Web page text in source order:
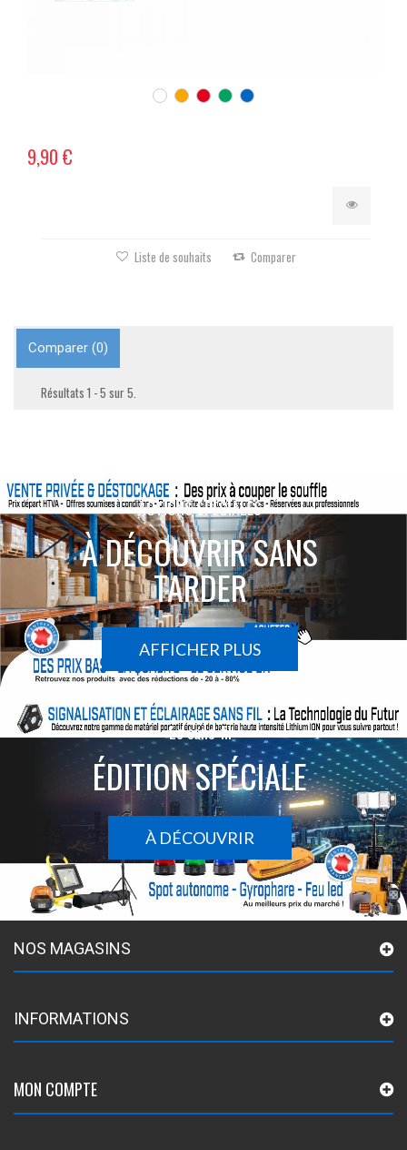
9,90 €
Liste de souhaits Comparer
Comparer (0)
Résultats 1 - 5 sur 5.
ACTIONS SPÉCIALES
À DÉCOUVRIR SANS
TARDER
AFFICHER PLUS
Le sans-fil
ÉDITION SPÉCIALE
À DÉCOUVRIR
NOS MAGASINS
INFORMATIONS
MON COMPTE